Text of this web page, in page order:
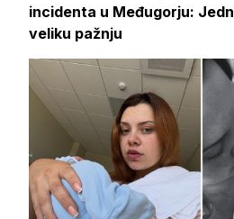
incidenta u Međugorju:
veliku pažnju